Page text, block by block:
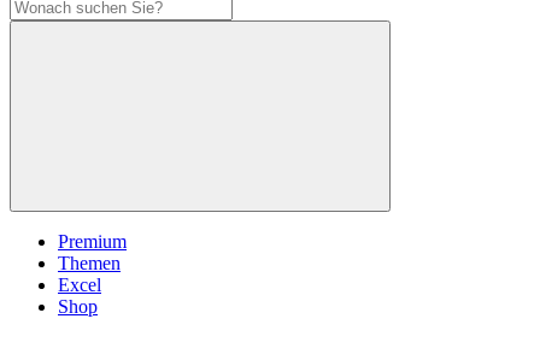
Premium
Themen
Excel
Shop